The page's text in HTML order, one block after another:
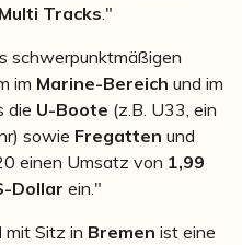
Tracks ."
schwerpunktmäßigen
im Marine-Bereich und im
die U-Boote (z.B. U33, ein
sowie Fregatten und
einen Umsatz von 1,99
Dollar ein."
mit Sitz in Bremen ist eine